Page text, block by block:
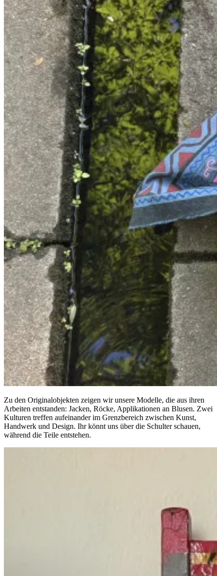
Zu den Originalobjekten zeigen wir unsere Modelle, die aus ihren
Arbeiten entstanden: Jacken, Röcke, Applikationen an Blusen. Zwei
Kulturen treffen aufeinander im Grenzbereich zwischen Kunst,
Handwerk und Design. Ihr könnt uns über die Schulter schauen,
während die Teile entstehen.